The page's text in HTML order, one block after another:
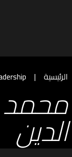
الرئيسية
محمد
الدين